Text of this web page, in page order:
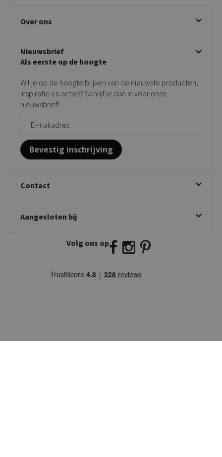
Klachtafhandeling
Privacy policy
Draaibare eetkamerstoelen
Taupe stoelen
Tuinstoelen
Bijzettafels
Over ons
Showroom
Contact
Onderhoudsproducten
Vloerbescherming
Giftcards
Nieuwsbrief
Als eerste op de hoogte
Wil je op de hoogte blijven van de nieuwste producten,
inspiratie en acties? Schrijf je dan in voor onze
nieuwsbrief!
Bevestig inschrijving
Contact
Twijnstraweg 2
info@kickcollection.nl
Aangesloten bij
Volg ons op